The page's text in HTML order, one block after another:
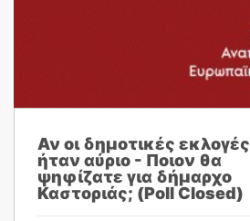
Αν οι δημοτικές εκλογές
ήταν αύριο - Ποιον θα
ψηφίζατε για δήμαρχο
Καστοριάς; (Poll Closed)